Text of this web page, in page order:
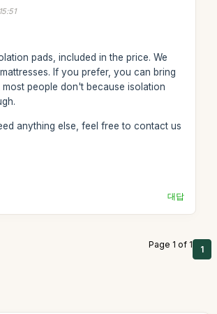
pads, included in the price. We
If you prefer, you can bring
people don't because isolation
anything else, feel free to contact us
대답
Page 1 of 1 1